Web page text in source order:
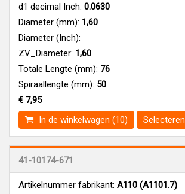
d1 decimal Inch: 0.0630
Diameter (mm): 1,60
Diameter (Inch):
ZV_Diameter: 1,60
Totale Lengte (mm): 76
Spiraallengte (mm): 50
€ 7,95
In de winkelwagen (10)
Selecteren
41-10174-671
Artikelnummer fabrikant: A110 (A1101.7)